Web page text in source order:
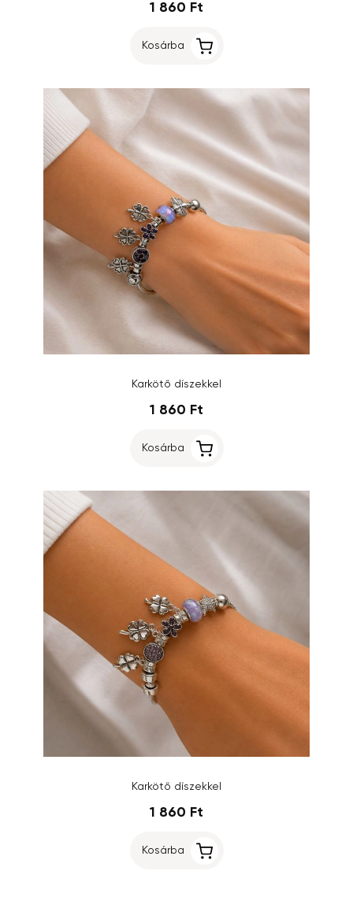
1 860 Ft
Kosárba
Karkötő díszekkel
1 860 Ft
Kosárba
Karkötő díszekkel
1 860 Ft
Kosárba